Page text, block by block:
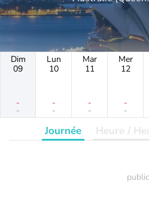
Dim
09
-
-
Lun
10
-
-
Mar
11
-
-
Mer
12
-
-
Journée Heure /